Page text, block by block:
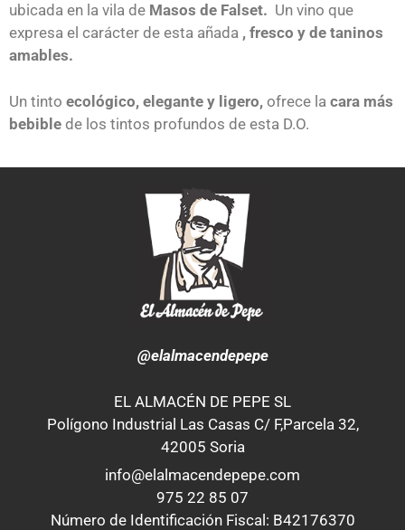
ubicada en la vila de Masos de Falset. Un vino que
expresa el carácter de esta añada , fresco y de taninos
amables.
Un tinto ecológico, elegante y ligero, ofrece la cara más
bebible de los tintos profundos de esta D.O.
@elalmacendepepe
EL ALMACÉN DE PEPE SL
Polígono Industrial Las Casas C/ F,Parcela 32,
42005 Soria
info@elalmacendepepe.com
975 22 85 07
Número de Identificación Fiscal: B42176370